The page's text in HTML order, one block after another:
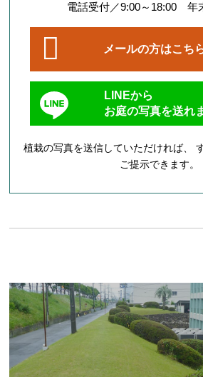
電話受付／9:00～18:00 年
メールの方はこち
LINEから
お庭の写真を送れ
植栽の写真を送信していただければ、
ご提示できます。